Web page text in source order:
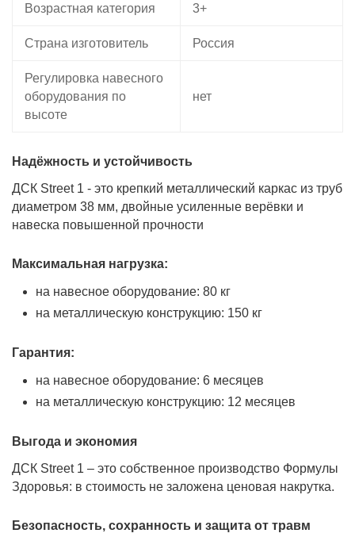
Возрастная категория 3+
Страна изготовитель Россия
Регулировка навесного
оборудования по
высоте
нет
Надёжность и устойчивость
ДСК Street 1 - это крепкий металлический каркас из труб
диаметром 38 мм, двойные усиленные верёвки и
навеска повышенной прочности
Максимальная нагрузка:
на навесное оборудование: 80 кг
на металлическую конструкцию: 150 кг
Гарантия:
на навесное оборудование: 6 месяцев
на металлическую конструкцию: 12 месяцев
Выгода и экономия
ДСК Street 1 – это собственное производство Формулы
Здоровья: в стоимость не заложена ценовая накрутка.
Безопасность, сохранность и защита от травм